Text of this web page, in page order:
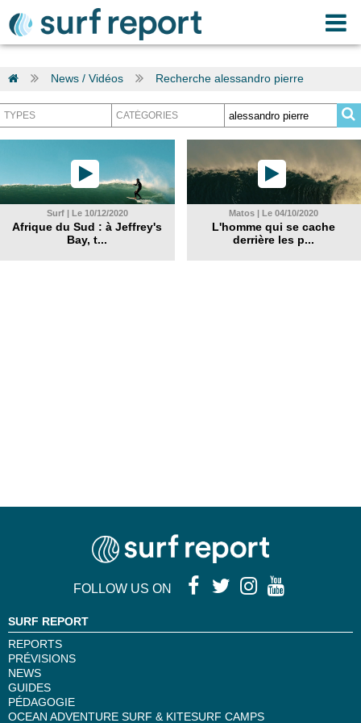
News / Vidéos Recherche alessandro pierre
Surf | Le 10/12/2020
Afrique du Sud : à Jeffrey's
Bay, t...
Matos | Le 04/10/2020
L'homme qui se cache
derrière les p...
FOLLOW US ON
SURF REPORT
REPORTS
PRÉVISIONS
NEWS
GUIDES
PÉDAGOGIE
OCEAN ADVENTURE SURF & KITESURF CAMPS